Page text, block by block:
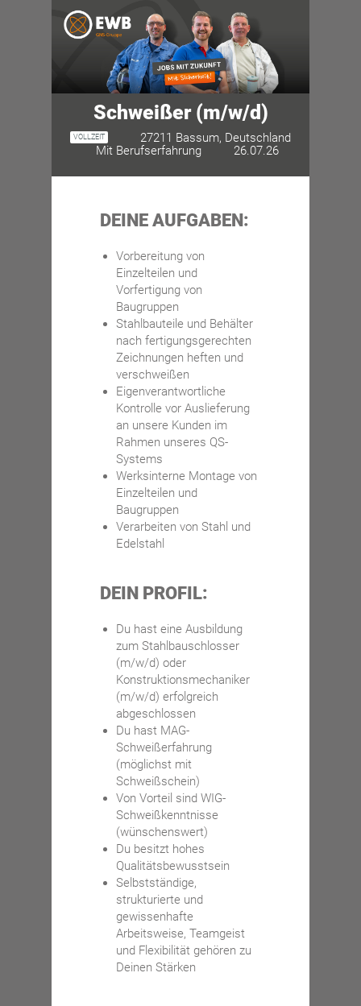
Schweißer (m/w/d)
VOLLZEIT
27211 Bassum, Deutschland
Mit Berufserfahrung
26.07.26
DEINE AUFGABEN:
Vorbereitung von
Einzelteilen und
Vorfertigung von
Baugruppen
Stahlbauteile und Behälter
nach fertigungsgerechten
Zeichnungen heften und
verschweißen
Eigenverantwortliche
Kontrolle vor Auslieferung
an unsere Kunden im
Rahmen unseres QS-
Systems
Werksinterne Montage von
Einzelteilen und
Baugruppen
Verarbeiten von Stahl und
Edelstahl
DEIN PROFIL:
Du hast eine Ausbildung
zum Stahlbauschlosser
(m/w/d) oder
Konstruktionsmechaniker
(m/w/d) erfolgreich
abgeschlossen
Du hast MAG-
Schweißerfahrung
(möglichst mit
Schweißschein)
Von Vorteil sind WIG-
Schweißkenntnisse
(wünschenswert)
Du besitzt hohes
Qualitätsbewusstsein
Selbstständige,
strukturierte und
gewissenhafte
Arbeitsweise, Teamgeist
und Flexibilität gehören zu
Deinen Stärken